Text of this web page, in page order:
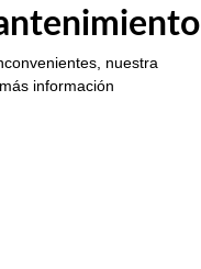
nuestra
información